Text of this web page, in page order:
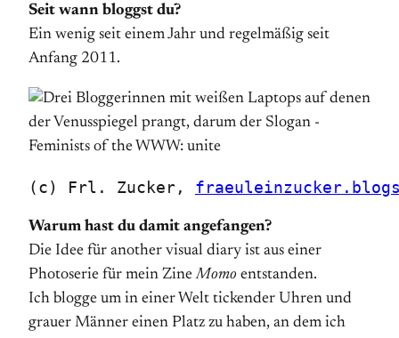
Seit wann bloggst du?
Ein wenig seit einem Jahr und regelmäßig seit
Anfang 2011.
(c) Frl. Zucker,
Warum hast du damit angefangen?
Die Idee für another visual diary ist aus einer
Photoserie für mein ZineMomo entstanden.
Ich blogge um in einer Welt tickender Uhren und
grauer Männer einen Platz zu haben, an dem ich